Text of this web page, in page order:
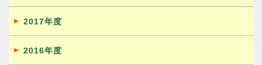
2017年度
2016年度